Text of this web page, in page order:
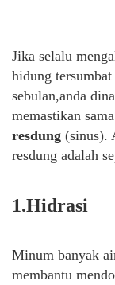
Jika selalu
hidung
sebulan,anda
memastikan
resdung (sinus).
resdung adalah
1.Hidrasi
Minum banyak
membantu